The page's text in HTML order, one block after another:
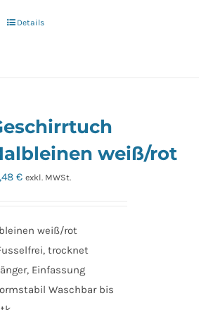
Details
weiß/rot
€ exkl. MWSt.
weiß/rot
trocknet
Einfassung
Waschbar bis